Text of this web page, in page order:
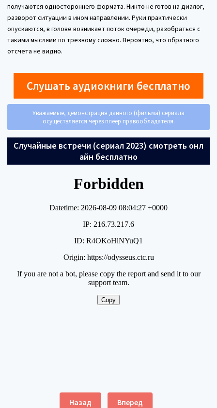
получаются одностороннего формата. Никто не готов на диалог,
разворот ситуации в ином направлении. Руки практически
опускаются, в голове возникает поток очереди, разобраться с
такими мыслями по трезвому сложно. Вероятно, что обратного
отсчета не видно.
Слушать аудиокниги бесплатно
Уважаемые, демонстрация данного (фильма) сериала
осуществляется через плеер правообладателя.
Случайные встречи (сериал 2023) смотреть онл
айн бесплатно
Назад Вперед